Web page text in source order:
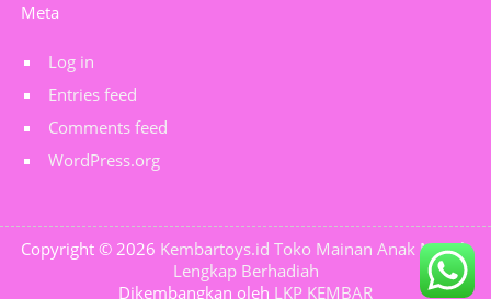
Meta
Log in
Entries feed
Comments feed
WordPress.org
Copyright © 2026 Kembartoys.id Toko Mainan Anak Murah
Lengkap Berhadiah
Dikembangkan oleh LKP KEMBAR